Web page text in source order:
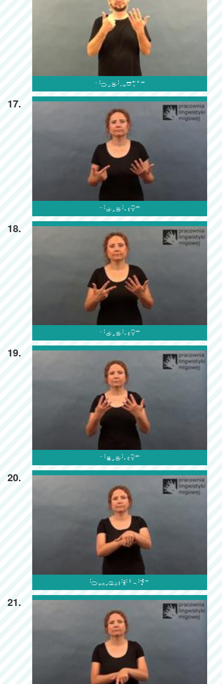

17.

18.

19.

20.

21.